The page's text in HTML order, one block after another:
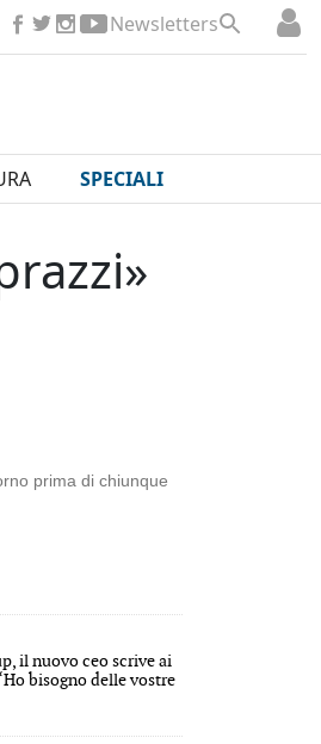
Newsletters
SPECIALI
prima di chiunque
il nuovo ceo scrive ai
bisogno delle vostre